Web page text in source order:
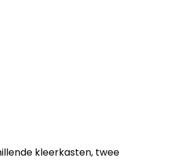
kleerkasten, twee